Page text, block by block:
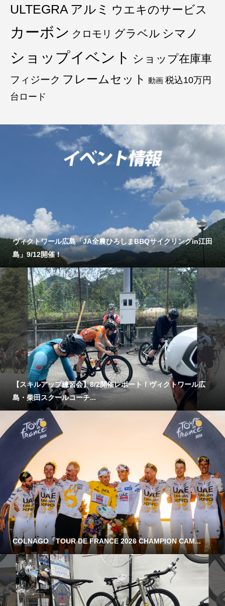
ULTEGRA アルミ ウエキのサービス
カーボン クロモリ グラベル シマノ
ショップイベント ショップ在庫車
フィジーク フレームセット 動画 税込10万円
台ロード
ヴィクトワール広島「JA全農ひろしまBBQサイクリングin江田
島」9/12開催！
【スキルアップ練習会】8/2開催レポート！ヴィクトワール広
島・柴田スクールコーチ...
COLNAGO「TOUR DE FRANCE 2026 CHAMPION CAM...